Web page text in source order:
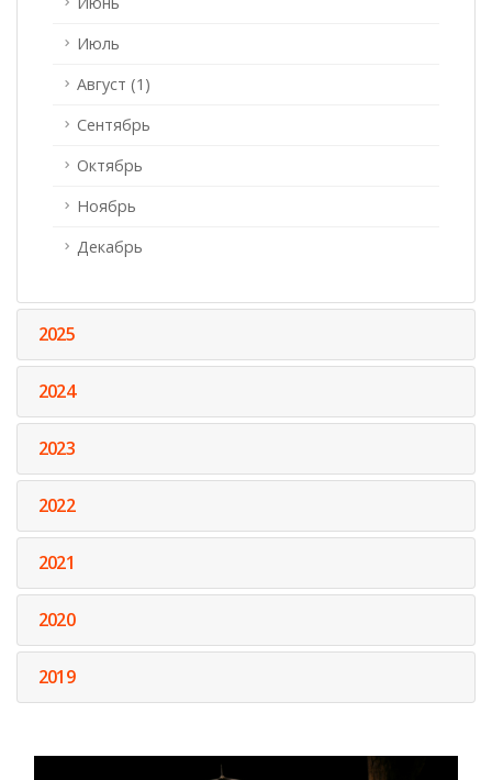
Июль
Август (1)
Сентябрь
Октябрь
Ноябрь
Декабрь
2025
2024
2023
2022
2021
2020
2019